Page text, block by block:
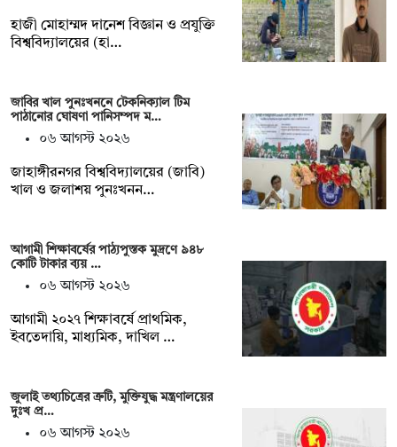
হাজী মোহাম্মদ দানেশ বিজ্ঞান ও প্রযুক্তি
বিশ্ববিদ্যালয়ের (হা…
জাবির খাল পুনঃখননে টেকনিক্যাল টিম
পাঠানোর ঘোষণা পানিসম্পদ ম…
০৬ আগস্ট ২০২৬
‎‎জাহাঙ্গীরনগর বিশ্ববিদ্যালয়ের (জাবি)
খাল ও জলাশয় পুনঃখনন…
আগামী শিক্ষাবর্ষের পাঠ্যপুস্তক মুদ্রণে ৯৪৮
কোটি টাকার ব্যয় …
০৬ আগস্ট ২০২৬
আগামী ২০২৭ শিক্ষাবর্ষে প্রাথমিক,
ইবতেদায়ি, মাধ্যমিক, দাখিল …
জুলাই তথ্যচিত্রের ত্রুটি, মুক্তিযুদ্ধ মন্ত্রণালয়ের
দুঃখ প্র…
০৬ আগস্ট ২০২৬